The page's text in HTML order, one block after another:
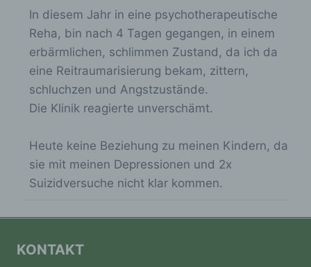
In diesem Jahr in eine psychotherapeutische
Reha, bin nach 4 Tagen gegangen, in einem
erbärmlichen, schlimmen Zustand, da ich da
eine Reitraumarisierung bekam, zittern,
schluchzen und Angstzustände.
Die Klinik reagierte unverschämt.
Heute keine Beziehung zu meinen Kindern, da
sie mit meinen Depressionen und 2x
Suizidversuche nicht klar kommen.
KONTAKT
informierter Weise und unmissverständlich
abgegebene Willensbekundung in Form einer
Erklärung oder einer sonstigen eindeutigen
bestätigenden Handlung, mit der die
betroffene Person zu verstehen gibt, dass
sie mit der Verarbeitung der sie betreffenden
personenbezogenen Daten einverstanden
ist.
Name und Anschrift des für die Verarbeitung
Verantwortlichen
Verantwortlicher im Sinne der Datenschutz-
Mitgliedstaaten der Europäischen Union